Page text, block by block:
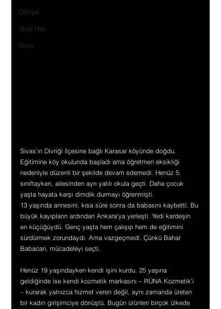
Dünya
Yeşil Hat
Spor
Sivas’ın Divriği ilçesine bağlı Karasar köyünde doğdu.
Eğitimine köy okulunda başladı ama öğretmen eksikliği
nedeniyle düzenli bir şekilde devam edemedi. Henüz 5.
sınıftayken, ailesinden ayrı yatılı okula geçti. Daha çocuk
yaşta hayata karşı dimdik durmayı öğrenmişti.
13 yaşında annesini, kısa süre sonra da babasını kaybetti. Bu
büyük kayıpların ardından Ankara'ya yerleşti. Yedi kardeşin
en küçüğüydü. Genç yaşta hem çalışıp hem de eğitimini
sürdürmek zorundaydı. Ama vazgeçmedi. Çünkü Bahar
Babacan, mücadeleyi seçti.
Henüz 19 yaşındayken kendi işini kurdu. 25 yaşına
geldiğinde ise kendi kozmetik markasını – RÜNA Kozmetik’i
– kurarak yalnızca hizmet veren değil, aynı zamanda üreten
bir kadın girişimciye dönüştü. Bugün ürünleri birçok ülkede